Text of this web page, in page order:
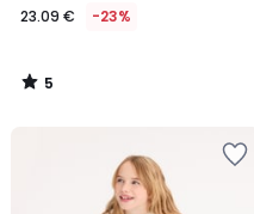
23.09 € -23%
5
/